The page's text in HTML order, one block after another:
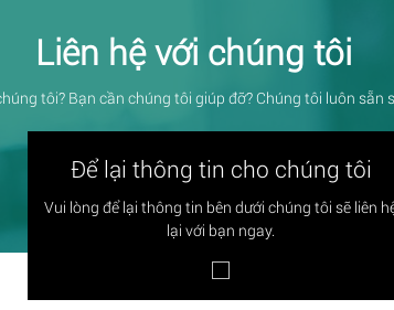
Liên hệ với chúng tôi
tôi? Bạn cần chúng tôi giúp đỡ? Chúng tôi luôn sẵn
Để lại thông tin cho chúng tôi
Vui lòng để lại thông tin bên dưới chúng tôi sẽ liên
lại với bạn ngay.